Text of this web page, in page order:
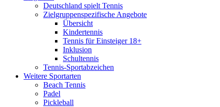
Deutschland spielt Tennis
Zielgruppenspezifische Angebote
Übersicht
Kindertennis
Tennis für Einsteiger 18+
Inklusion
Schultennis
Tennis-Sportabzeichen
Weitere Sportarten
Beach Tennis
Padel
Pickleball